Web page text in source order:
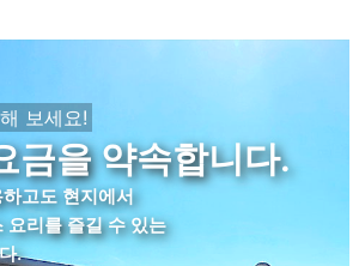
보세요!
금을 약속합니다.
고도 현지에서
요리를 즐길 수 있는
.